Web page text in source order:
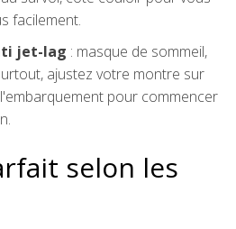
facilement.
jet-lag : masque de sommeil,
ajustez votre montre sur
pour commencer
selon les